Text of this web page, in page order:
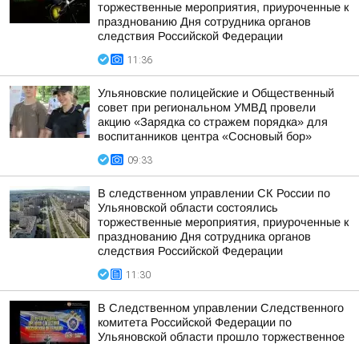
торжественные мероприятия, приуроченные к
празднованию Дня сотрудника органов
следствия Российской Федерации
11:36
Ульяновские полицейские и Общественный
совет при региональном УМВД провели
акцию «Зарядка со стражем порядка» для
воспитанников центра «Сосновый бор»
09:33
В следственном управлении СК России по
Ульяновской области состоялись
торжественные мероприятия, приуроченные к
празднованию Дня сотрудника органов
следствия Российской Федерации
11:30
В Следственном управлении Следственного
комитета Российской Федерации по
Ульяновской области прошло торжественное